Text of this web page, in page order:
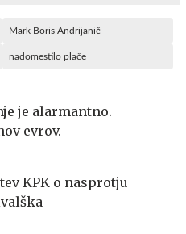
Mark Boris Andrijanič
nadomestilo plače
je alarmantno.
evrov.
KPK o nasprotju